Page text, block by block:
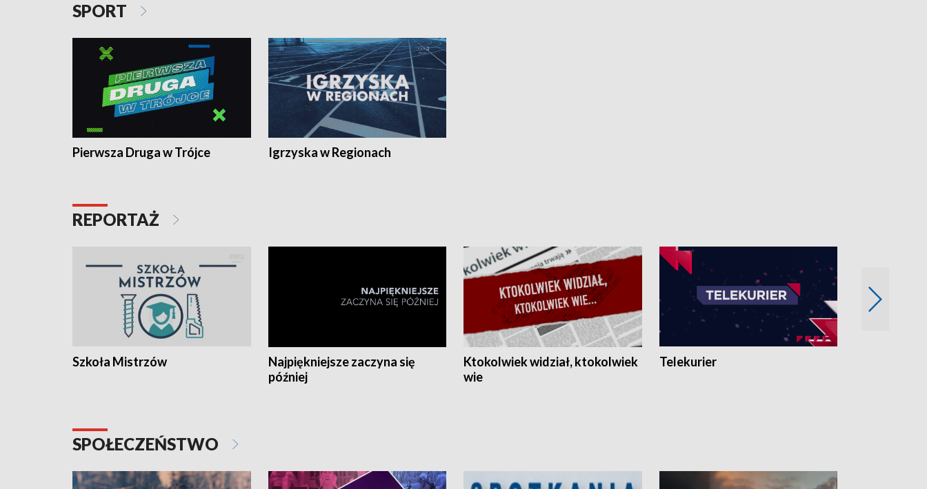
SPORT
Pierwsza Druga w Trójce Igrzyska w Regionach
REPORTAŻ
Szkoła Mistrzów
Najpiękniejsze zaczyna się
później
Ktokolwiek widział, ktokolwiek
wie
Telekurier
SPOŁECZEŃSTWO